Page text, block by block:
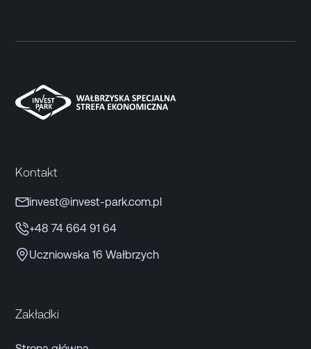
Kontakt
invest@invest-park.com.pl
+48 74 664 91 64
Uczniowska 16 Wałbrzych
Zakładki